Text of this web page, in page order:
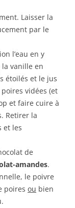
Laisser la
par le
l’eau en y
vanille en
étoilés et le jus
vidées (et
et faire cuire à
Retirer la
et les
de
amandes.
le poivre
poires ou bien